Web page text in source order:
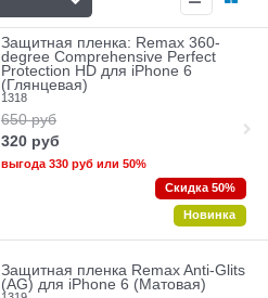
Защитная пленка: Remax 360-
degree Comprehensive Perfect
Protection HD для iPhone 6
(Глянцевая)
1318
650 руб
320 руб
выгода 330 рубили 50%
Скидка 50%
Новинка
Защитная пленка Remax Anti-Glits
(AG) для iPhone 6 (Матовая)